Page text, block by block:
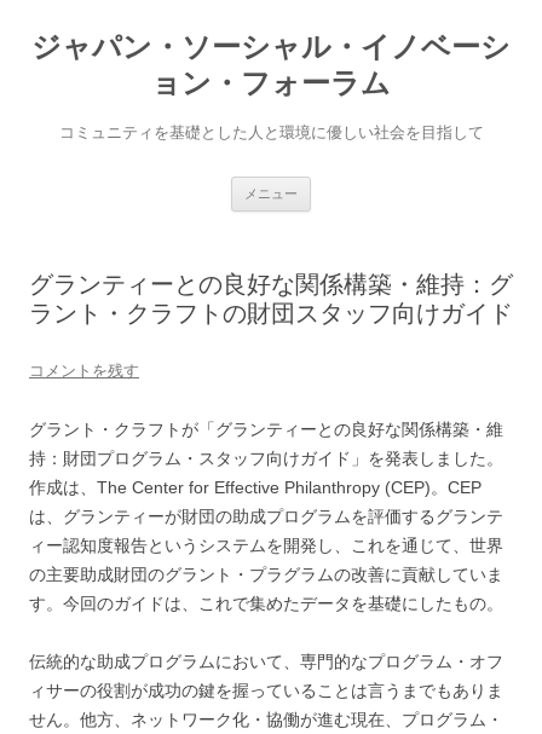
ジャパン・ソーシャル・イノベーシ
ョン・フォーラム
コミュニティを基礎とした人と環境に優しい社会を目指して
メニュー
へ
ス
キ
ッ
グランティーとの良好な関係構築・維持：グ
ラント・クラフトの財団スタッフ向けガイド
コメントを残す
グラント・クラフトが「グランティーとの良好な関係構築・維
持：財団プログラム・スタッフ向けガイド」を発表しました。
作成は、The Center for Effective Philanthropy (CEP)。CEP
は、グランティーが財団の助成プログラムを評価するグランテ
ィー認知度報告というシステムを開発し、これを通じて、世界
の主要助成財団のグラント・プラグラムの改善に貢献していま
す。今回のガイドは、これで集めたデータを基礎にしたもの。
伝統的な助成プログラムにおいて、専門的なプログラム・オフ
ィサーの役割が成功の鍵を握っていることは言うまでもありま
せん。他方、ネットワーク化・協働が進む現在、プログラム・